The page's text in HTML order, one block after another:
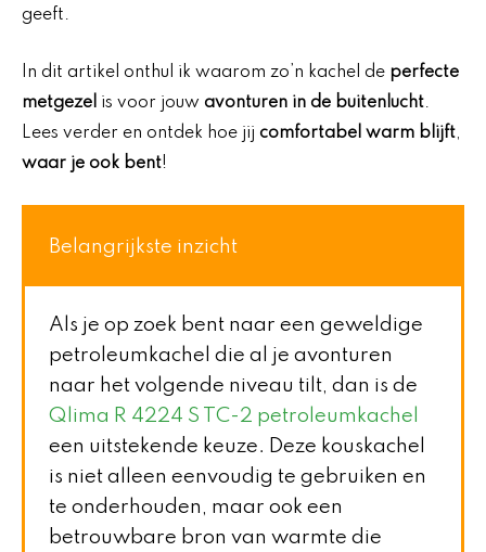
geeft.
In dit artikel onthul ik waarom zo’n kachel de perfecte
metgezel is voor jouw avonturen in de buitenlucht.
Lees verder en ontdek hoe jij comfortabel warm blijft,
waar je ook bent!
Belangrijkste inzicht
Als je op zoek bent naar een geweldige
petroleumkachel die al je avonturen
naar het volgende niveau tilt, dan is de
Qlima R 4224 S TC-2 petroleumkachel
een uitstekende keuze. Deze kouskachel
is niet alleen eenvoudig te gebruiken en
te onderhouden, maar ook een
betrouwbare bron van warmte die